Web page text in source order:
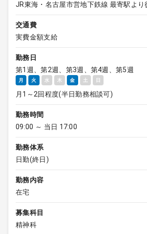
JR東海・名古屋市営地下鉄線 最寄駅より
交通費
実費金額支給
勤務日
第1週、第2週、第3週、第4週、第5週
月 火 水 木 金 土 日
月1～2回程度(半日勤務相談可)
勤務時間
09:00 ～ 当日 17:00
勤務体系
日勤(終日)
勤務内容
在宅
募集科目
精神科